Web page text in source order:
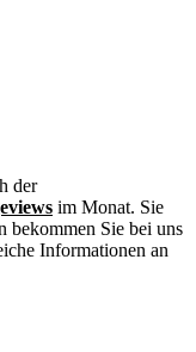
der
im Monat. Sie
bekommen Sie bei uns
Informationen an